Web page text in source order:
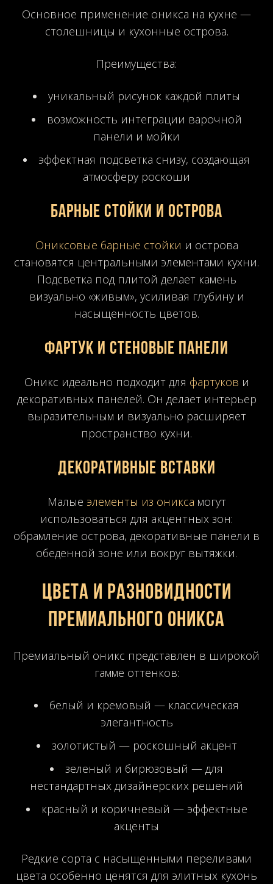
Основное применение оникса на кухне —
столешницы и кухонные острова.
Преимущества:
уникальный рисунок каждой плиты
возможность интеграции варочной
панели и мойки
эффектная подсветка снизу, создающая
атмосферу роскоши
Барные стойки и острова
Ониксовые барные стойки и острова
становятся центральными элементами кухни.
Подсветка под плитой делает камень
визуально «живым», усиливая глубину и
насыщенность цветов.
Фартук и стеновые панели
Оникс идеально подходит для фартуков и
декоративных панелей. Он делает интерьер
выразительным и визуально расширяет
пространство кухни.
Декоративные вставки
Малые элементы из оникса могут
использоваться для акцентных зон:
обрамление острова, декоративные панели в
обеденной зоне или вокруг вытяжки.
Цвета и разновидности
премиального оникса
Премиальный оникс представлен в широкой
гамме оттенков:
белый и кремовый — классическая
элегантность
золотистый — роскошный акцент
зеленый и бирюзовый — для
нестандартных дизайнерских решений
красный и коричневый — эффектные
акценты
Редкие сорта с насыщенными переливами
цвета особенно ценятся для элитных кухонь